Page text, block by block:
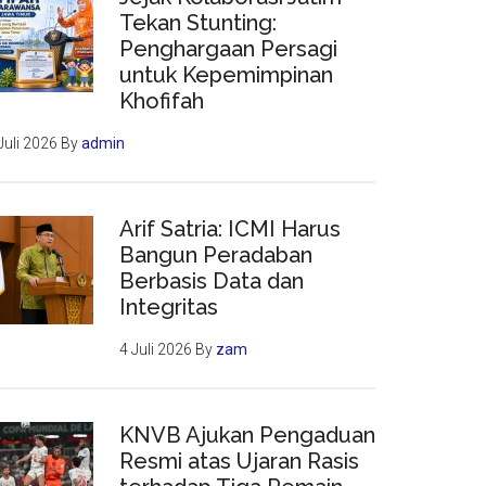
Tekan Stunting:
Penghargaan Persagi
untuk Kepemimpinan
Khofifah
2026 Byadmin
Arif Satria: ICMI Harus
Bangun Peradaban
Berbasis Data dan
Integritas
4 Juli 2026 By zam
KNVB Ajukan Pengaduan
Resmi atas Ujaran Rasis